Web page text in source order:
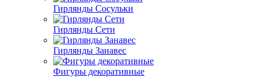
Гирлянды Сосульки
Гирлянды Сети
Гирлянды Занавес
Фигуры декоративные